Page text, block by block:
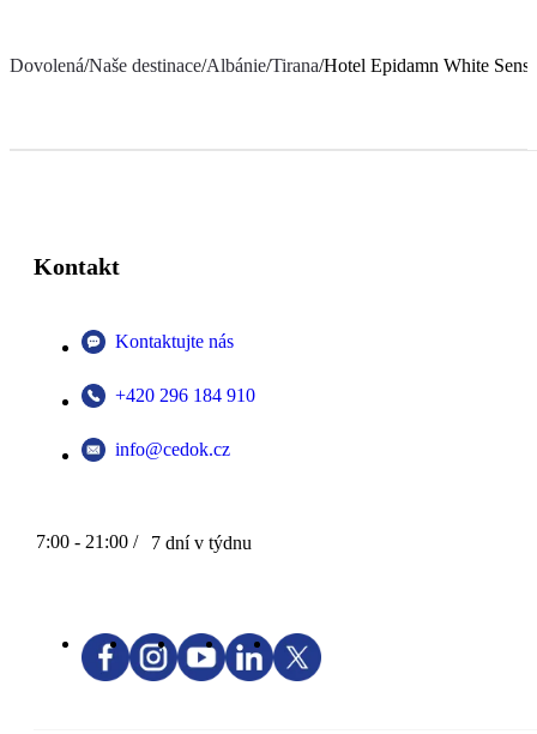
Dovolená/Naše destinace/Albánie/Tirana/Hotel Epidamn White
Kontakt
Kontaktujte nás
+420 296 184 910
info@cedok.cz
7:00 - 21:00 / 7 dní v týdnu